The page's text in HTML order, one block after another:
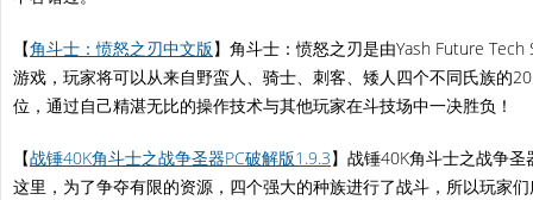
【角斗士：愤怒之刃中文版】角斗士：愤怒之刃是由Yash Future
游戏，玩家将可以从来自野蛮人、骑士、刺客、矮人四个不同氏族的
位，通过自己精湛无比的操作技术与其他玩家在斗技场中一决胜负！
【战锤40K角斗士之战争圣器PC破解版1.9.3】战锤40K角斗士之战争
这里，为了争夺有限的资源，四个强大的种族进行了战斗，所以玩家